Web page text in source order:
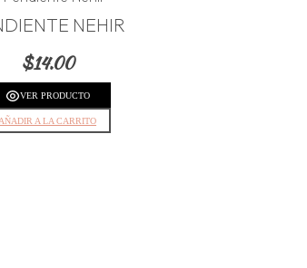
NEHIR
$14.00
VER PRODUCTO
AÑADIR A LA CARRITO